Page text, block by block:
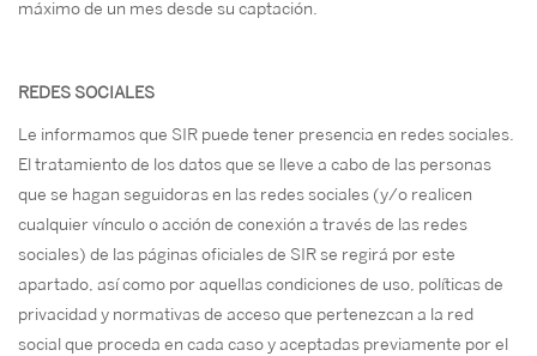
máximo de un mes desde su captación.
REDES SOCIALES
Le informamos que SIR puede tener presencia en redes sociales.
El tratamiento de los datos que se lleve a cabo de las personas
que se hagan seguidoras en las redes sociales (y/o realicen
cualquier vínculo o acción de conexión a través de las redes
sociales) de las páginas oficiales de SIR se regirá por este
apartado, así como por aquellas condiciones de uso, políticas de
privacidad y normativas de acceso que pertenezcan a la red
social que proceda en cada caso y aceptadas previamente por el